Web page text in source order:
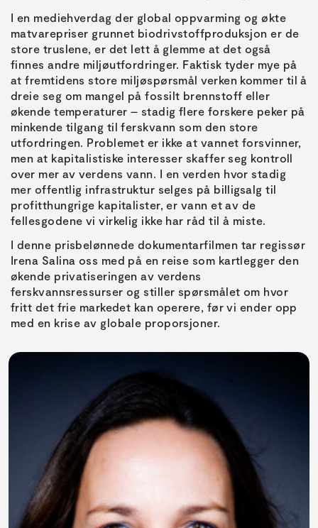
I en mediehverdag der global oppvarming og økte
matvarepriser grunnet biodrivstoffproduksjon er de
store truslene, er det lett å glemme at det også
finnes andre miljøutfordringer. Faktisk tyder mye på
at fremtidens store miljøspørsmål verken kommer til å
dreie seg om mangel på fossilt brennstoff eller
økende temperaturer – stadig flere forskere peker på
minkende tilgang til ferskvann som den store
utfordringen. Problemet er ikke at vannet forsvinner,
men at kapitalistiske interesser skaffer seg kontroll
over mer av verdens vann. I en verden hvor stadig
mer offentlig infrastruktur selges på billigsalg til
profitthungrige kapitalister, er vann et av de
fellesgodene vi virkelig ikke har råd til å miste.
I denne prisbelønnede dokumentarfilmen tar regissør
Irena Salina oss med på en reise som kartlegger den
økende privatiseringen av verdens
ferskvannsressurser og stiller spørsmålet om hvor
fritt det frie markedet kan operere, før vi ender opp
med en krise av globale proporsjoner.